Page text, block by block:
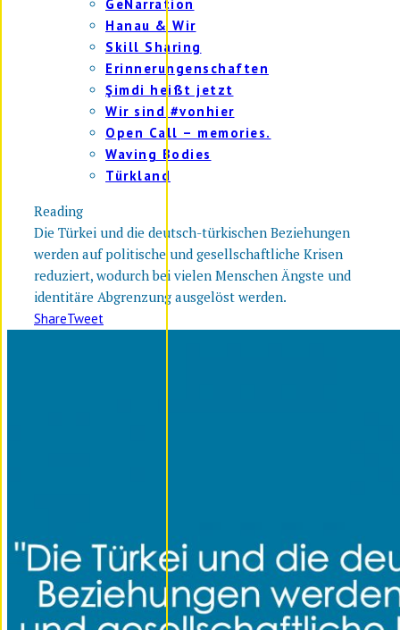
GeNarration
Hanau & Wir
Skill Sharing
Erinnerungenschaften
Şimdi heißt jetzt
Wir sind #vonhier
Open Call – memories.
Waving Bodies
Türkland
Reading
Die Türkei und die deutsch-türkischen Beziehungen
werden auf politische und gesellschaftliche Krisen
reduziert, wodurch bei vielen Menschen Ängste und
identitäre Abgrenzung ausgelöst werden.
ShareTweet